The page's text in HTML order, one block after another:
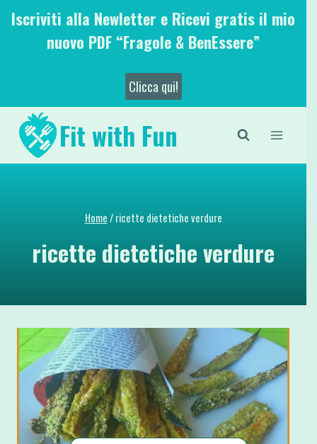
SaltaIscriviti alla Newletter e Ricevi gratis il mio
nuovo PDF “Fragole & BenEssere”
Clicca qui!
Fit with Fun
Home/ ricette dietetiche verdure
ricette dietetiche verdure